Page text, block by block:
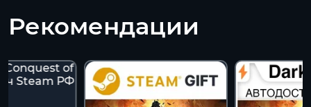
Рекомендации